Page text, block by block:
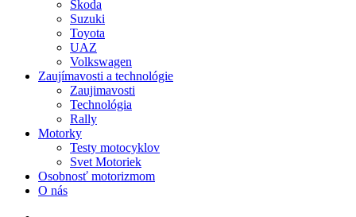
Škoda
Suzuki
Toyota
UAZ
Volkswagen
Zaujímavosti a technológie
Zaujimavosti
Technológia
Rally
Motorky
Testy motocyklov
Svet Motoriek
Osobnosť motorizmom
O nás